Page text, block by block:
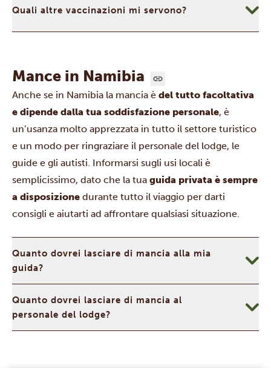
Quali altre vaccinazioni mi servono?
Mance in Namibia
Anche se in Namibia la mancia è del tutto facoltativa
e dipende dalla tua soddisfazione personale, è
un’usanza molto apprezzata in tutto il settore turistico
e un modo per ringraziare il personale del lodge, le
guide e gli autisti. Informarsi sugli usi locali è
semplicissimo, dato che la tua guida privata è sempre
a disposizione durante tutto il viaggio per darti
consigli e aiutarti ad affrontare qualsiasi situazione.
Quanto dovrei lasciare di mancia alla mia
guida?
Quanto dovrei lasciare di mancia al
personale del lodge?